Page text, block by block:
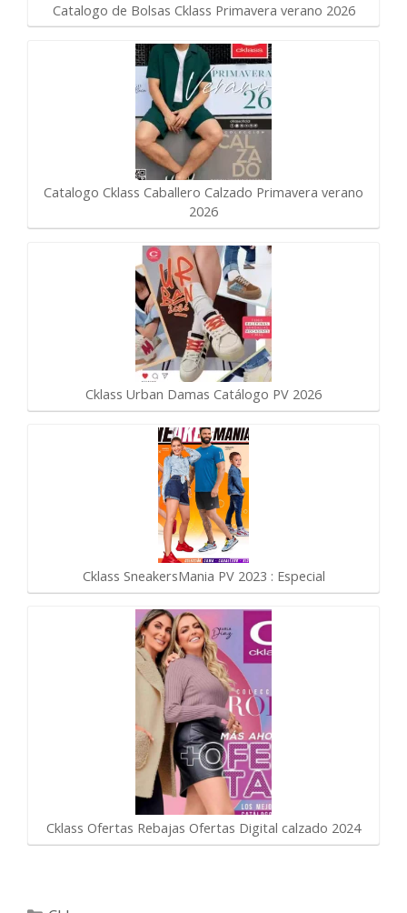
Catalogo de Bolsas Cklass Primavera verano 2026
Catalogo Cklass Caballero Calzado Primavera verano
2026
Cklass Urban Damas Catálogo PV 2026
Cklass SneakersMania PV 2023 : Especial
Cklass Ofertas Rebajas Ofertas Digital calzado 2024